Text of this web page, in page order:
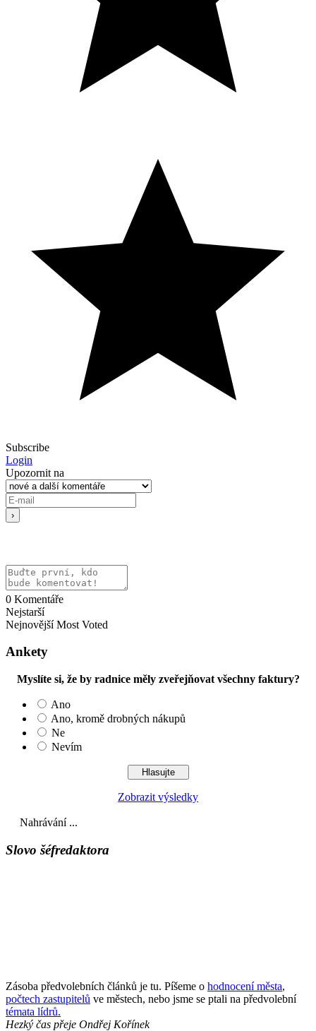
Subscribe
Login
Upozornit na
0 Komentáře
Nejstarší
Nejnovější Most Voted
Ankety
Myslíte si, že by radnice měly zveřejňovat všechny faktury?
Ano
Ano, kromě drobných nákupů
Ne
Nevím
Zobrazit výsledky
Nahrávání ...
Slovo šéfredaktora
Zásoba předvolebních článků je tu. Píšeme o hodnocení města,
počtech zastupitelů ve městech, nebo jsme se ptali na předvolební
témata lídrů.
Hezký čas přeje Ondřej Kořínek